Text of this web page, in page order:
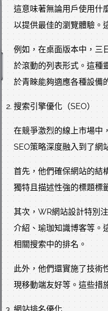
這意味著無論用戶使用什
以提供最佳的瀏覽體驗。
例如，在桌面版本中，三
於滾動的列表形式。這種
於青睞能夠適應各種設備
搜索引擎優化（SEO）
在競爭激烈的線上市場中
SEO策略深度融入到了網
首先，他們確保網站的結
獨特且描述性強的標題標
其次，WR網站設計特別
介紹、瑜珈知識博客等。
相關搜索中的排名。
此外，他們還實施了技術
現移動端友好等。這些措